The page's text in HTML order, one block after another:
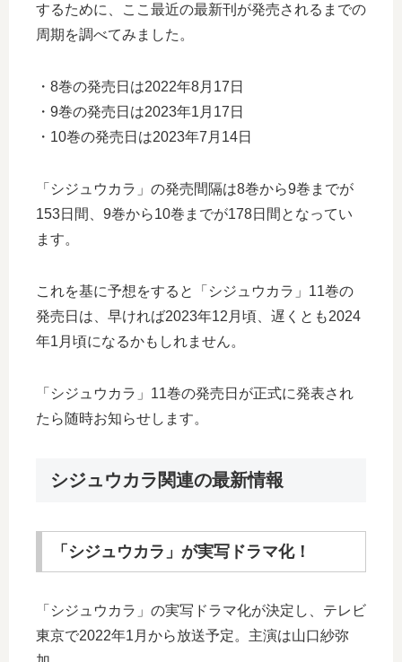
するために、ここ最近の最新刊が発売されるまでの
周期を調べてみました。
・8巻の発売日は2022年8月17日
・9巻の発売日は2023年1月17日
・10巻の発売日は2023年7月14日
「シジュウカラ」の発売間隔は8巻から9巻までが
153日間、9巻から10巻までが178日間となってい
ます。
これを基に予想をすると「シジュウカラ」11巻の
発売日は、早ければ2023年12月頃、遅くとも2024
年1月頃になるかもしれません。
「シジュウカラ」11巻の発売日が正式に発表され
たら随時お知らせします。
シジュウカラ関連の最新情報
「シジュウカラ」が実写ドラマ化！
「シジュウカラ」の実写ドラマ化が決定し、テレビ
東京で2022年1月から放送予定。主演は山口紗弥